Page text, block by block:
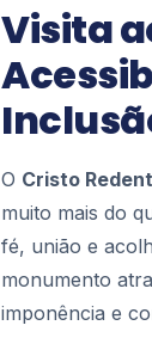
Visita
O Cristo
muito mais do
fé, união e
monumento
imponência e